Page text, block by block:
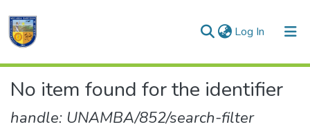
Log In (current)
Communities & Collections
No item found for the identifier
handle: UNAMBA/852/search-filter